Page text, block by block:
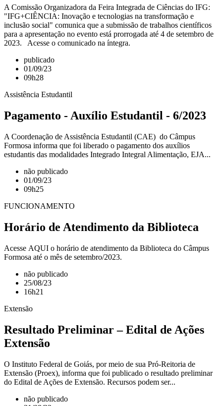
A Comissão Organizadora da Feira Integrada de Ciências do IFG:
"IFG+CIÊNCIA: Inovação e tecnologias na transformação e
inclusão social" comunica que a submissão de trabalhos científicos
para a apresentação no evento está prorrogada até 4 de setembro de
2023. Acesse o comunicado na íntegra.
publicado
01/09/23
09h28
Assistência Estudantil
Pagamento - Auxílio Estudantil - 6/2023
A Coordenação de Assistência Estudantil (CAE) do Câmpus
Formosa informa que foi liberado o pagamento dos auxílios
estudantis das modalidades Integrado Integral Alimentação, EJA...
não publicado
01/09/23
09h25
FUNCIONAMENTO
Horário de Atendimento da Biblioteca
Acesse AQUI o horário de atendimento da Biblioteca do Câmpus
Formosa até o mês de setembro/2023.
não publicado
25/08/23
16h21
Extensão
Resultado Preliminar – Edital de Ações
Extensão
O Instituto Federal de Goiás, por meio de sua Pró-Reitoria de
Extensão (Proex), informa que foi publicado o resultado preliminar
do Edital de Ações de Extensão. Recursos podem ser...
não publicado